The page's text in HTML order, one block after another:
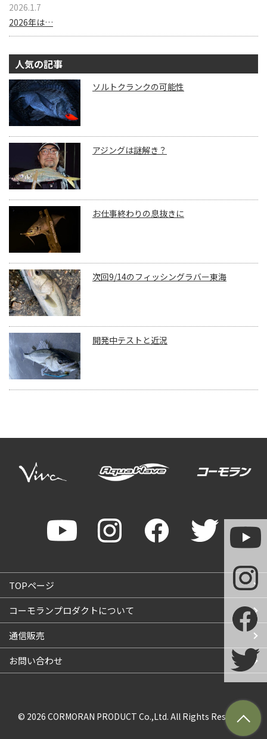
2026.1.7
2026年は…
人気の記事
ソルトクランクの可能性
アジングは謎解き？
お仕事終わりの息抜きに
次回9/14のフィッシングラバー東海
開発中テストと近況
TOPページ
コーモランプロダクトについて
通信販売
お問い合わせ
© 2026 CORMORAN PRODUCT Co.,Ltd. All Rights Reserved.